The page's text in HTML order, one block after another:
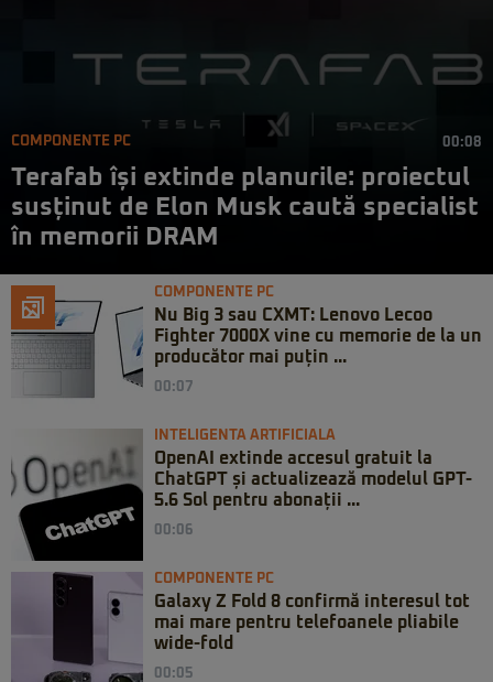
COMPONENTE PC 00:08
Terafab își extinde planurile: proiectul
susținut de Elon Musk caută specialist
în memorii DRAM
COMPONENTE PC
Nu Big 3 sau CXMT: Lenovo Lecoo
Fighter 7000X vine cu memorie de la un
producător mai puțin ...
00:07
INTELIGENTA ARTIFICIALA
OpenAI extinde accesul gratuit la
ChatGPT și actualizează modelul GPT-
5.6 Sol pentru abonații ...
00:06
COMPONENTE PC
Galaxy Z Fold 8 confirmă interesul tot
mai mare pentru telefoanele pliabile
wide-fold
00:05